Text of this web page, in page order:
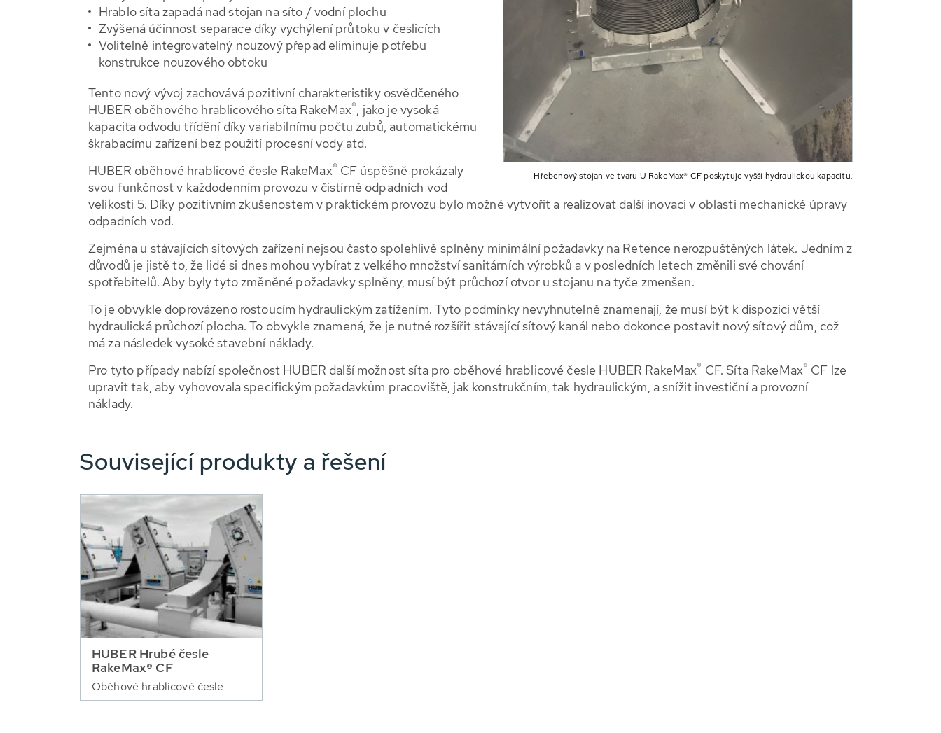
Hřebenový stojan ve tvaru U RakeMax® CF poskytuje vyšší hydraulickou kapacitu.
Hrablo síta zapadá nad stojan na síto / vodní plochu
Zvýšená účinnost separace díky vychýlení průtoku v česlicích
Volitelně integrovatelný nouzový přepad eliminuje potřebu
konstrukce nouzového obtoku
Tento nový vývoj zachovává pozitivní charakteristiky osvědčeného
HUBER oběhového hrablicového síta RakeMax®, jako je vysoká
kapacita odvodu třídění díky variabilnímu počtu zubů, automatickému
škrabacímu zařízení bez použití procesní vody atd.
HUBER oběhové hrablicové česle RakeMax® CF úspěšně prokázaly
svou funkčnost v každodenním provozu v čistírně odpadních vod
velikosti 5. Díky pozitivním zkušenostem v praktickém provozu bylo možné vytvořit a realizovat další inovaci v oblasti mechanické úpravy
odpadních vod.
Zejména u stávajících sítových zařízení nejsou často spolehlivě splněny minimální požadavky na Retence nerozpuštěných látek. Jedním z
důvodů je jistě to, že lidé si dnes mohou vybírat z velkého množství sanitárních výrobků a v posledních letech změnili své chování
spotřebitelů. Aby byly tyto změněné požadavky splněny, musí být průchozí otvor u stojanu na tyče zmenšen.
To je obvykle doprovázeno rostoucím hydraulickým zatížením. Tyto podmínky nevyhnutelně znamenají, že musí být k dispozici větší
hydraulická průchozí plocha. To obvykle znamená, že je nutné rozšířit stávající sítový kanál nebo dokonce postavit nový sítový dům, což
má za následek vysoké stavební náklady.
Pro tyto případy nabízí společnost HUBER další možnost síta pro oběhové hrablicové česle HUBER RakeMax® CF. Síta RakeMax® CF lze
upravit tak, aby vyhovovala specifickým požadavkům pracoviště, jak konstrukčním, tak hydraulickým, a snížit investiční a provozní
náklady.
Související produkty a řešení
HUBER Hrubé česle
RakeMax® CF
Oběhové hrablicové česle